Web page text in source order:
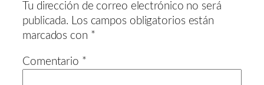
Tu dirección de correo electrónico no será
publicada. Los campos obligatorios están
marcados con *
Comentario *